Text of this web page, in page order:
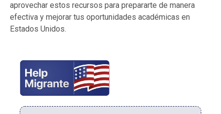
aprovechar estos recursos para prepararte de manera
efectiva y mejorar tus oportunidades académicas en
Estados Unidos.